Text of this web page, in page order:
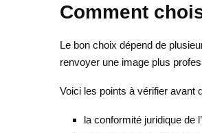
Comment
Le bon choix dépend de
renvoyer une image plus
Voici les points à vérifier avant
la conformité juridique de